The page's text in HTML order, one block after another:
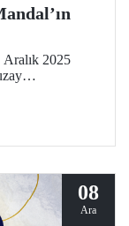
2025
Nanjing
08
Ara